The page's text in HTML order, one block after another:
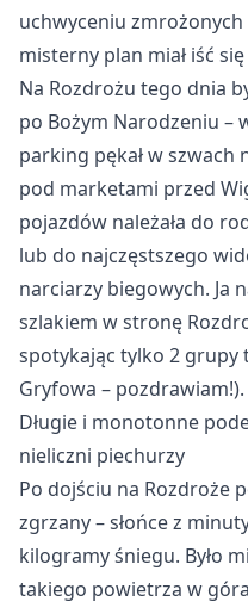
uchwyceniu
misterny plan miał iść
Na Rozdrożu tego dnia
po Bożym Narodzeniu –
parking pękał w
pod marketami przed
pojazdów należała do
lub do najczęstszego
narciarzy biegowych. Ja
szlakiem w stronę
spotykając tylko 2 grupy
Gryfowa – pozdrawiam!).
Długie i monotonne
nieliczni piechurzy
Po dojściu na Rozdroże
zgrzany – słońce z
kilogramy śniegu. Było
takiego powietrza w